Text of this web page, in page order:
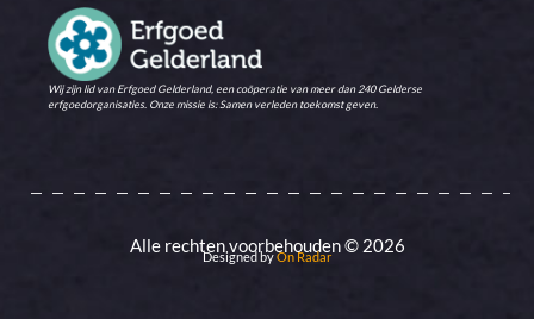
Wij zijn lid van Erfgoed Gelderland, een coöperatie van meer dan 240 Gelderse
erfgoedorganisaties. Onze missie is: Samen verleden toekomst geven.
Alle rechten voorbehouden © 2026
Designed byOn Radar